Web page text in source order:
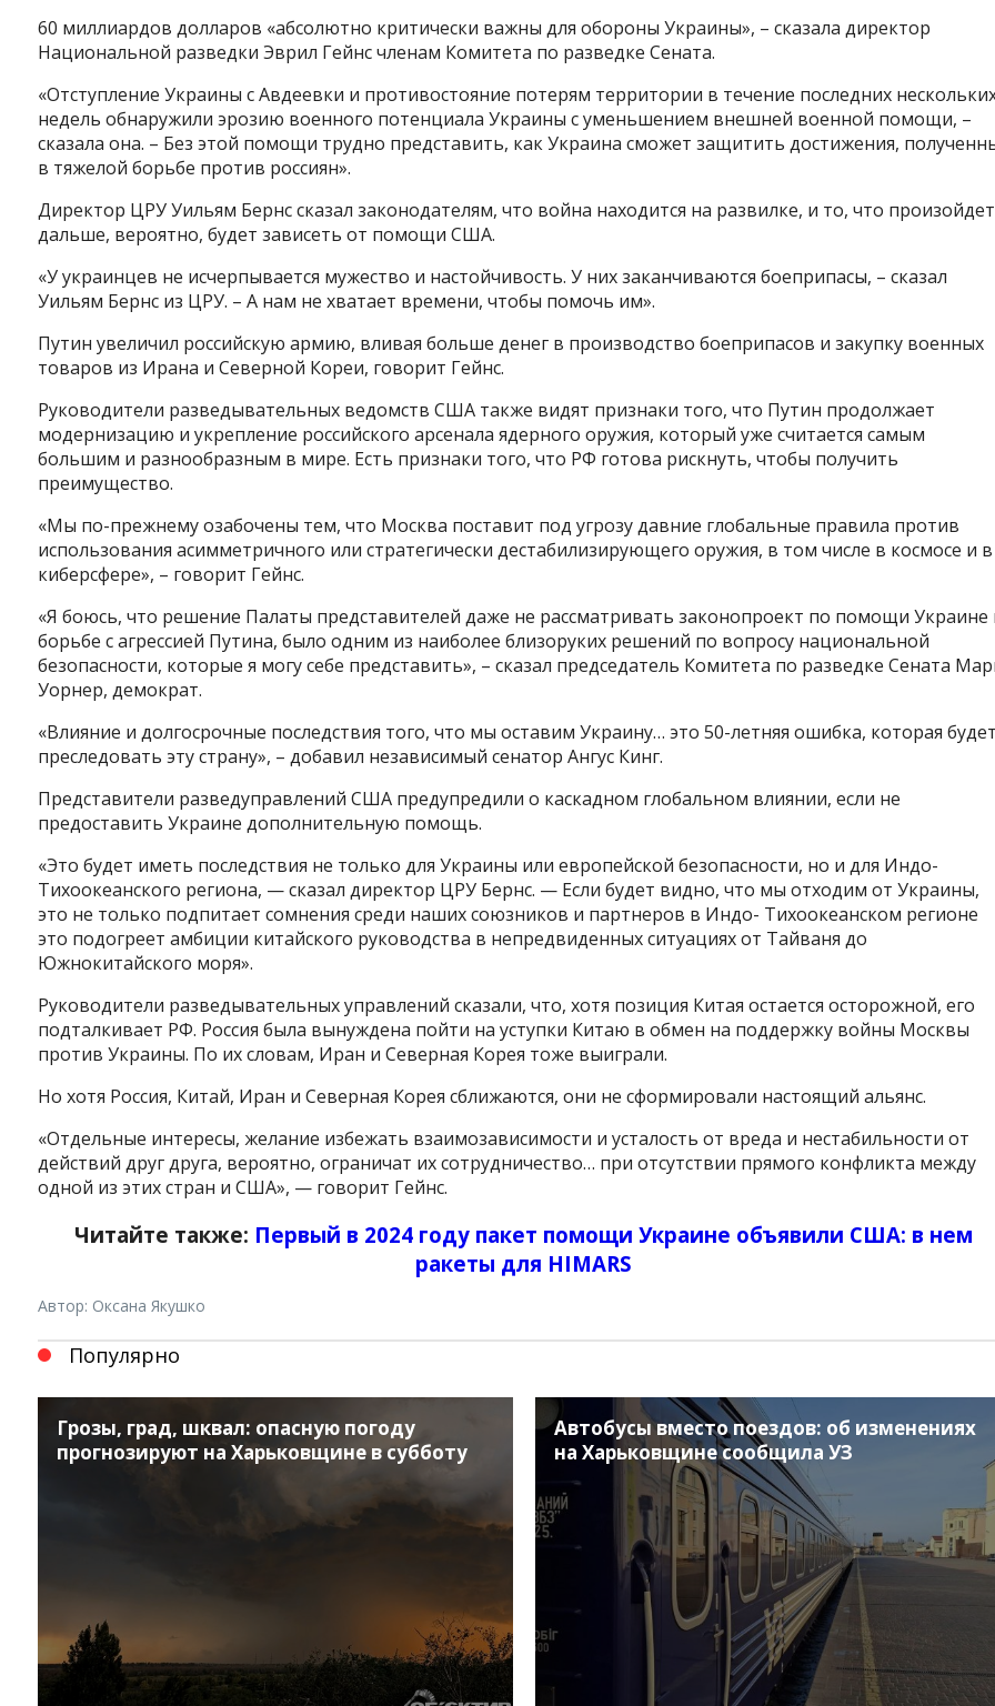
60 миллиардов долларов «абсолютно критически важны для обороны Украины», – сказала директор
Национальной разведки Эврил Гейнс членам Комитета по разведке Сената.
«Отступление Украины с Авдеевки и противостояние потерям территории в течение последних
недель обнаружили эрозию военного потенциала Украины с уменьшением внешней военной помощи, –
сказала она. – Без этой помощи трудно представить, как Украина сможет защитить достижения,
в тяжелой борьбе против россиян».
Директор ЦРУ Уильям Бернс сказал законодателям, что война находится на развилке, и то, что произойдет
дальше, вероятно, будет зависеть от помощи США.
«У украинцев не исчерпывается мужество и настойчивость. У них заканчиваются боеприпасы, – сказал
Уильям Бернс из ЦРУ. – А нам не хватает времени, чтобы помочь им».
Путин увеличил российскую армию, вливая больше денег в производство боеприпасов и закупку военных
товаров из Ирана и Северной Кореи, говорит Гейнс.
Руководители разведывательных ведомств США также видят признаки того, что Путин продолжает
модернизацию и укрепление российского арсенала ядерного оружия, который уже считается самым
большим и разнообразным в мире. Есть признаки того, что РФ готова рискнуть, чтобы получить
преимущество.
«Мы по-прежнему озабочены тем, что Москва поставит под угрозу давние глобальные правила против
использования асимметричного или стратегически дестабилизирующего оружия, в том числе в космосе и в
киберсфере», – говорит Гейнс.
«Я боюсь, что решение Палаты представителей даже не рассматривать законопроект по помощи Украине
борьбе с агрессией Путина, было одним из наиболее близоруких решений по вопросу национальной
безопасности, которые я могу себе представить», – сказал председатель Комитета по разведке Сената
Уорнер, демократ.
«Влияние и долгосрочные последствия того, что мы оставим Украину… это 50-летняя ошибка, которая
преследовать эту страну», – добавил независимый сенатор Ангус Кинг.
Представители разведуправлений США предупредили о каскадном глобальном влиянии, если не
предоставить Украине дополнительную помощь.
«Это будет иметь последствия не только для Украины или европейской безопасности, но и для Индо-
Тихоокеанского региона, — сказал директор ЦРУ Бернс. — Если будет видно, что мы отходим от Украины,
это не только подпитает сомнения среди наших союзников и партнеров в Индо- Тихоокеанском регионе
это подогреет амбиции китайского руководства в непредвиденных ситуациях от Тайваня до
Южнокитайского моря».
Руководители разведывательных управлений сказали, что, хотя позиция Китая остается осторожной, его
подталкивает РФ. Россия была вынуждена пойти на уступки Китаю в обмен на поддержку войны Москвы
против Украины. По их словам, Иран и Северная Корея тоже выиграли.
Но хотя Россия, Китай, Иран и Северная Корея сближаются, они не сформировали настоящий альянс.
«Отдельные интересы, желание избежать взаимозависимости и усталость от вреда и нестабильности от
действий друг друга, вероятно, ограничат их сотрудничество… при отсутствии прямого конфликта между
одной из этих стран и США», — говорит Гейнс.
Читайте также: Первый в 2024 году пакет помощи Украине объявили США: в нем
ракеты для HIMARS
Автор: Оксана Якушко
Популярно
Грозы, град, шквал: опасную погоду
прогнозируют на Харьковщине в субботу
Автобусы вместо поездов: об изменениях
на Харьковщине сообщила УЗ
InstagramFacebook
TwitterYoutube